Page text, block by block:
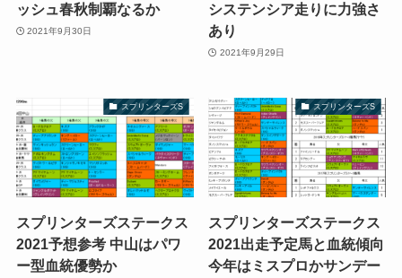
ッシュ春秋制覇なるか
2021年9月30日
システンシア走りに力強さ
あり
2021年9月29日
スプリンターズS
スプリンターズステークス
2021予想参考 中山はパワ
ー型血統優勢か
スプリンターズS
スプリンターズステークス
2021出走予定馬と血統傾向
今年はミスプロかサンデー